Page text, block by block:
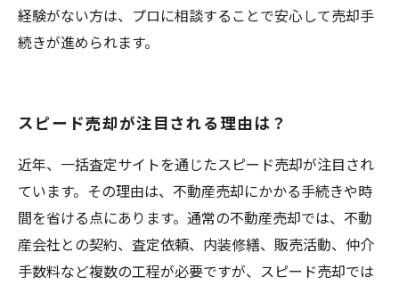
経験がない方は、プロに相談することで安心して売却手
続きが進められます。
スピード売却が注目される理由は？
近年、一括査定サイトを通じたスピード売却が注目され
ています。その理由は、不動産売却にかかる手続きや時
間を省ける点にあります。通常の不動産売却では、不動
産会社との契約、査定依頼、内装修繕、販売活動、仲介
手数料など複数の工程が必要ですが、スピード売却では